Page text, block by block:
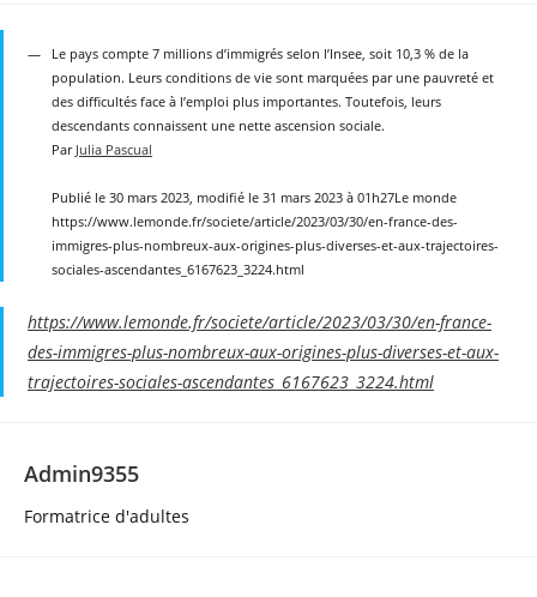
Le pays compte 7 millions d’immigrés selon l’Insee, soit 10,3 % de la
population. Leurs conditions de vie sont marquées par une pauvreté et
des difficultés face à l’emploi plus importantes. Toutefois, leurs
descendants connaissent une nette ascension sociale.
Par Julia Pascual
Publié le 30 mars 2023, modifié le 31 mars 2023 à 01h27Le monde
https://www.lemonde.fr/societe/article/2023/03/30/en-france-des-
immigres-plus-nombreux-aux-origines-plus-diverses-et-aux-trajectoires-
sociales-ascendantes_6167623_3224.html
https://www.lemonde.fr/societe/article/2023/03/30/en-france-
des-immigres-plus-nombreux-aux-origines-plus-diverses-et-aux-
trajectoires-sociales-ascendantes_6167623_3224.html
Admin9355
Formatrice d'adultes